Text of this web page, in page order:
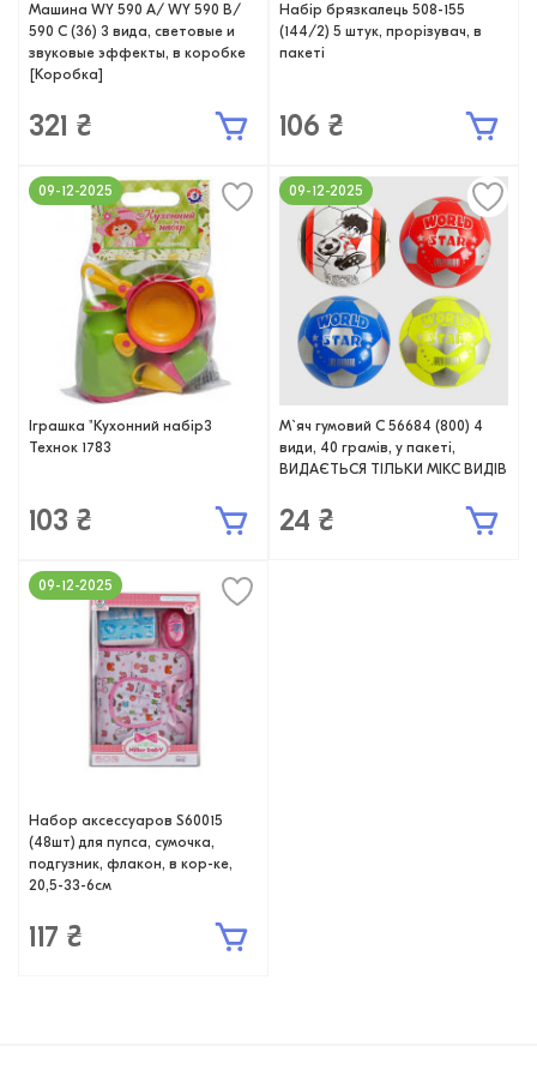
Машина WY 590 А/ WY 590 В/
590 С (36) 3 вида, световые и
звуковые эффекты, в коробке
[Коробка]
321 ₴
Набір брязкалець 508-155
(144/2) 5 штук, прорізувач, в
пакеті
106 ₴
Іграшка "Кухонний набір3
Технок 1783
103 ₴
09-12-2025
М`яч гумовий С 56684 (800) 4
види, 40 грамів, у пакеті,
ВИДАЄТЬСЯ ТІЛЬКИ МІКС ВИДІВ
24 ₴
09-12-2025
Набор аксессуаров S60015
(48шт) для пупса, сумочка,
подгузник, флакон, в кор-ке,
20,5-33-6см
117 ₴
09-12-2025